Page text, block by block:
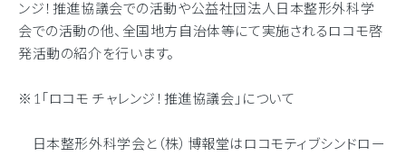
ンジ！推進協議会での活動や公益社団法人日本整形外科学
会での活動の他、全国地方自治体等にて実施されるロコモ啓
発活動の紹介を行います。
※1「ロコモ チャレンジ！推進協議会」について
日本整形外科学会と（株）博報堂はロコモティブシンドロー